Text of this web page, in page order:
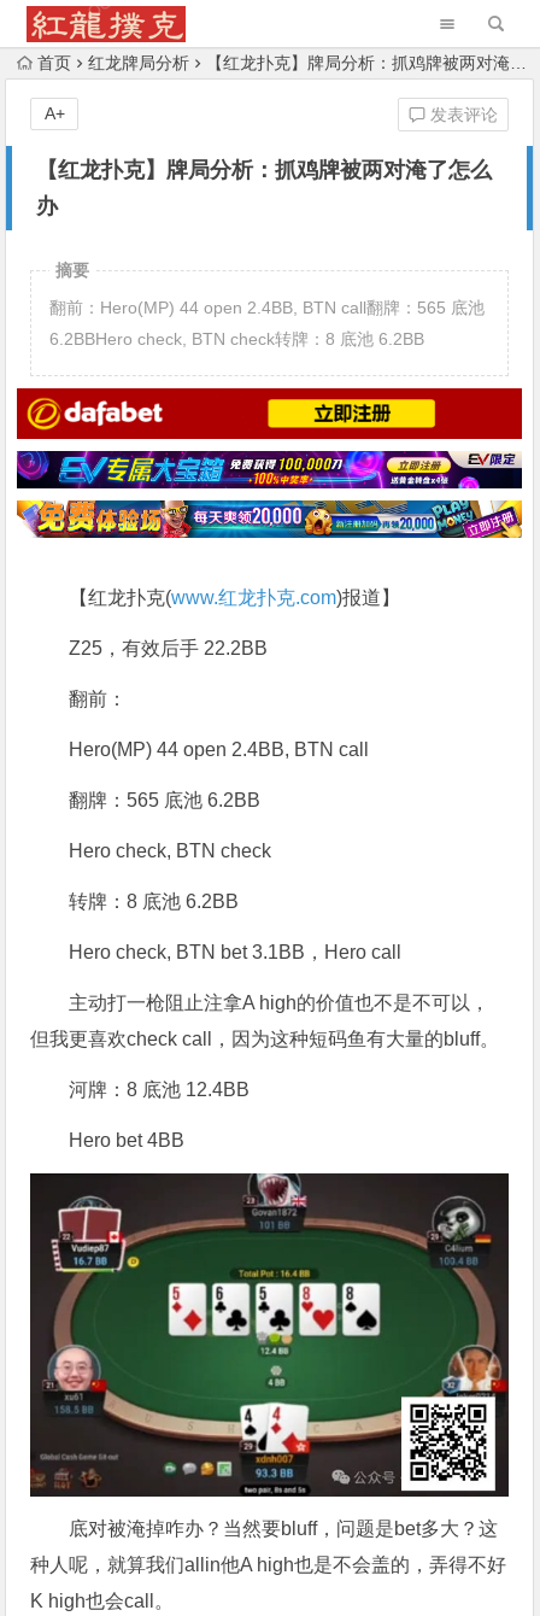
首页 红龙牌局分析 【红龙扑克】牌局分析：抓鸡牌被两对淹了怎么办
【红龙扑克】牌局分析：抓鸡牌被两对淹了怎么
办
发表评论
A+
摘要
翻前：Hero(MP) 44 open 2.4BB, BTN call翻牌：565 底池
6.2BBHero check, BTN check转牌：8 底池 6.2BB
【红龙扑克(www.红龙扑克.com)报道】
Z25，有效后手 22.2BB
翻前：
Hero(MP) 44 open 2.4BB, BTN call
翻牌：565 底池 6.2BB
Hero check, BTN check
转牌：8 底池 6.2BB
Hero check, BTN bet 3.1BB，Hero call
主动打一枪阻止注拿A high的价值也不是不可以，
但我更喜欢check call，因为这种短码鱼有大量的bluff。
河牌：8 底池 12.4BB
Hero bet 4BB
底对被淹掉咋办？当然要bluff，问题是bet多大？这
种人呢，就算我们allin他A high也是不会盖的，弄得不好
K high也会call。